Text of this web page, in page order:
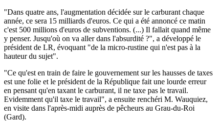
"Dans quatre ans, l'augmentation décidée sur le carburant chaque
année, ce sera 15 milliards d'euros. Ce qui a été annoncé ce matin
c'est 500 millions d'euros de subventions. (...) Il fallait quand même
y penser. Jusqu'où on va aller dans l'absurdité ?", a développé le
président de LR, évoquant "de la micro-rustine qui n'est pas à la
hauteur du sujet".
"Ce qu'est en train de faire le gouvernement sur les hausses de taxes
est une folie et le président de la République fait une lourde erreur
en pensant qu'en taxant le carburant, il ne taxe pas le travail.
Evidemment qu'il taxe le travail", a ensuite renchéri M. Wauquiez,
en visite dans l'après-midi auprès de pêcheurs au Grau-du-Roi
(Gard).